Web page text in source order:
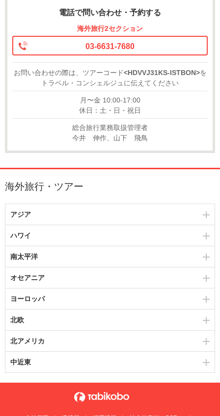
電話で問い合わせ・予約する
海外旅行2セクション
03-6631-7680
お問い合わせの際は、ツアーコード<HDVVJ31KS-ISTBON>を
トラベル・コンシェルジュに伝えてください
月〜金 10:00-17:00
休日：土・日・祝日
総合旅行業務取扱管理者
今井 伸作、山下 飛鳥
海外旅行・ツアー
アジア
ハワイ
南太平洋
オセアニア
ヨーロッパ
北欧
北アメリカ
中近東